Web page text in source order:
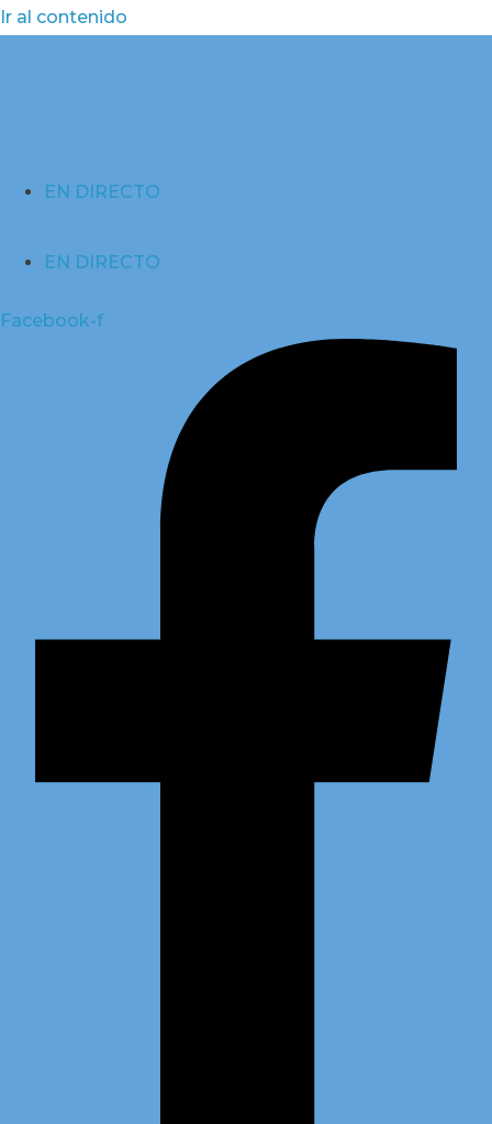
Ir al contenido
EN DIRECTO
EN DIRECTO
Facebook-f